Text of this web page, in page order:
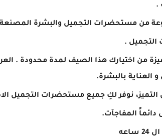
.
من مستحضرات التجميل والبشرة المصنعة
.
من اختيارك هذا الصيف لمدة محدودة .
بالبشرة.
نوفر لكِ جميع مستحضرات التجميل
المفاجآت.